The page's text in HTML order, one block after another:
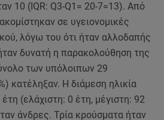
10 (IQR: Q3-Q1= 20-7=13). Από
σε υγειονομικές
λόγω του ότι ήταν αλλοδαπής
δυνατή η παρακολούθηση της
των υπόλοιπων 29
κατέληξαν. Η διάμεση ηλικία
(ελάχιστη: 0 έτη, μέγιστη: 92
άνδρες. Τρία κρούσματα ήταν